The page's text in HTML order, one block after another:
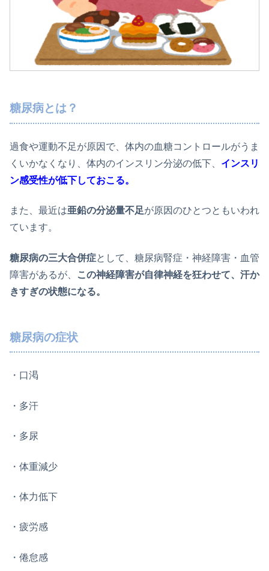
糖尿病とは？
過食や運動不足が原因で、体内の血糖コントロールがうま
くいかなくなり、体内のインスリン分泌の低下、 インスリ
ン感受性が低下しておこる。
また、最近は亜鉛の分泌量不足が原因のひとつともいわれ
ています。
糖尿病の三大合併症として、糖尿病腎症・神経障害・血管
障害があるが、
この神経障害が自律神経を狂わせて、汗か
きすぎの状態になる。
糖尿病の症状
・口渇
・多汗
・多尿
・体重減少
・体力低下
・疲労感
・倦怠感